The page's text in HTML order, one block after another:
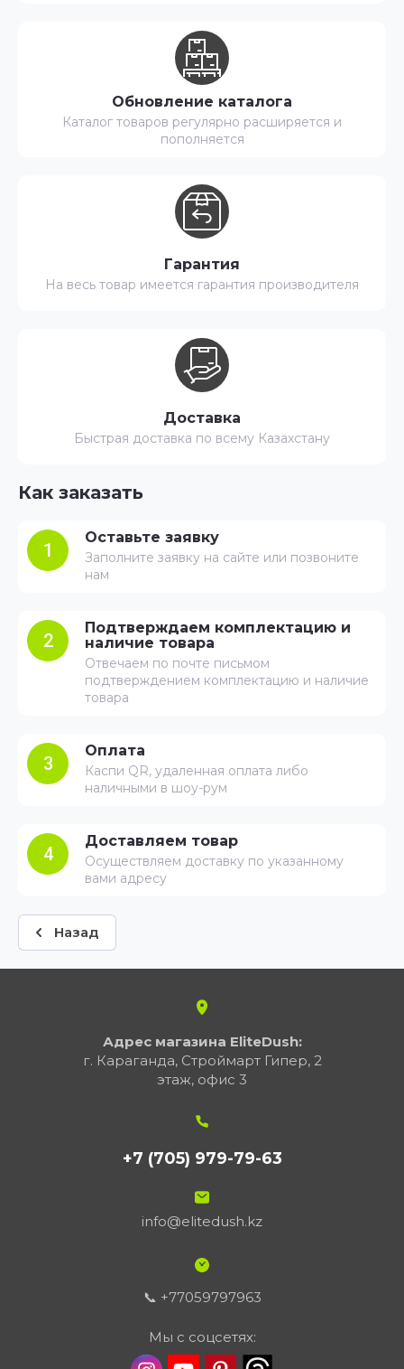
Как заказать
1
Оставьте заявку
Заполните заявку на сайте или позвоните
нам
2
Подтверждаем комплектацию и
наличие товара
Отвечаем по почте письмом
подтверждением комплектацию и наличие
товара
3
Оплата
Каспи QR, удаленная оплата либо
наличными в шоу-рум
4
Доставляем товар
Осуществляем доставку по указанному
вами адресу
Обновление каталога
Каталог товаров регулярно расширяется и
пополняется
Гарантия
На весь товар имеется гарантия производителя
Доставка
Быстрая доставка по всему Казахстану
Назад
Адрес магазина EliteDush:
г. Караганда, Строймарт Гипер, 2
этаж, офис 3
+7 (705) 979-79-63
info@elitedush.kz
📞 +77059797963
Мы с соцсетях: